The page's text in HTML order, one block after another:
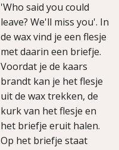
'Who said you could
leave? We'll miss you'. In
de wax vind je een flesje
met daarin een briefje.
Voordat je de kaars
brandt kan je het flesje
uit de wax trekken, de
kurk van het flesje en
het briefje eruit halen.
Op het briefje staat